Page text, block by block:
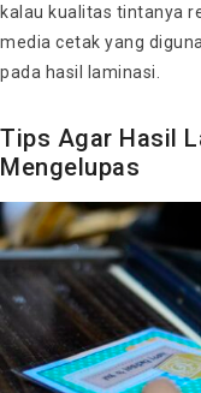
kalau kualitas tintanya
media cetak yang
pada hasil laminasi.
Tips Agar Hasil
Mengelupas